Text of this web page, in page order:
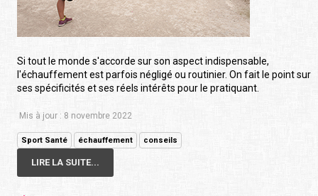
Si tout le monde s'accorde sur son aspect indispensable,
l'échauffement est parfois négligé ou routinier. On fait le point sur
ses spécificités et ses réels intérêts pour le pratiquant.
Mis à jour : 8 novembre 2022
Sport Santé échauffement conseils
LIRE LA SUITE...